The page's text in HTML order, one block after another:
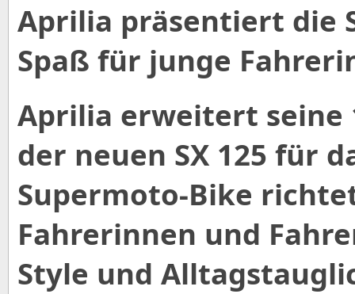
Aprilia präsentiert die
Spaß für junge
Aprilia erweitert
der neuen SX 125 für
Supermoto-Bike
Fahrerinnen und
Style und